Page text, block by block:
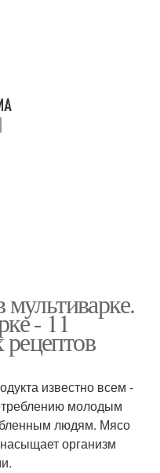
- 11
известно всем -
молодым
людям. Мясо
организм